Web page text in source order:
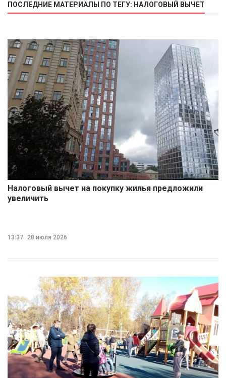
ПОСЛЕДНИЕ МАТЕРИАЛЫ ПО ТЕГУ: НАЛОГОВЫЙ ВЫЧЕТ
Налоговый вычет на покупку жилья предложили
увеличить
13:37 28 июля 2026